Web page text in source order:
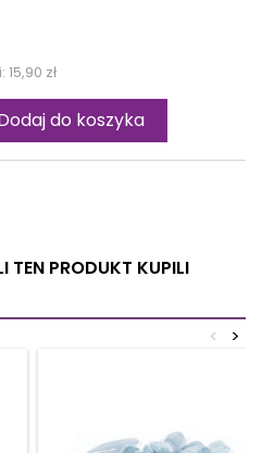
15,90 zł
do koszyka
TEN PRODUKT KUPILI
>
<